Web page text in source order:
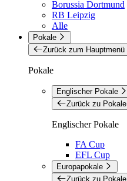
Borussia Dortmund
RB Leipzig
Alle
Pokale
Zurück zum Hauptmenü
Pokale
Englischer Pokale
Zurück zu Pokale
Englischer Pokale
FA Cup
EFL Cup
Europapokale
Zurück zu Pokale